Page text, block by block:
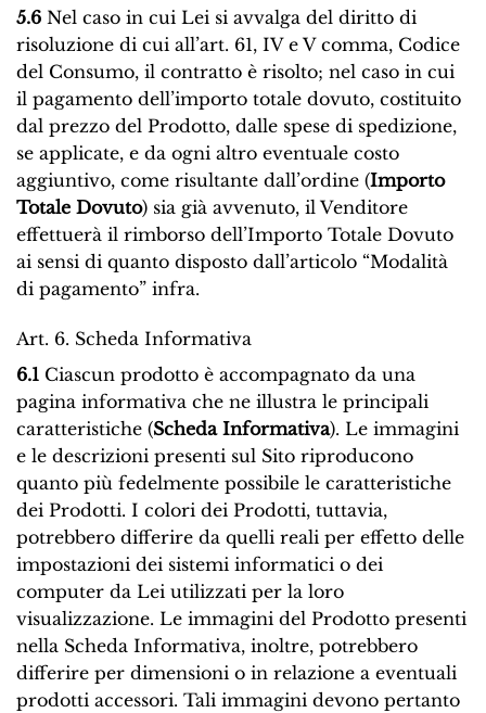
5.6 Nel caso in cui Lei si avvalga del diritto di
risoluzione di cui all’art. 61, IV e V comma, Codice
del Consumo, il contratto è risolto; nel caso in cui
il pagamento dell’importo totale dovuto, costituito
dal prezzo del Prodotto, dalle spese di spedizione,
se applicate, e da ogni altro eventuale costo
aggiuntivo, come risultante dall’ordine (Importo
Totale Dovuto) sia già avvenuto, il Venditore
effettuerà il rimborso dell’Importo Totale Dovuto
ai sensi di quanto disposto dall’articolo “Modalità
di pagamento” infra.
Art. 6. Scheda Informativa
6.1 Ciascun prodotto è accompagnato da una
pagina informativa che ne illustra le principali
caratteristiche (Scheda Informativa). Le immagini
e le descrizioni presenti sul Sito riproducono
quanto più fedelmente possibile le caratteristiche
dei Prodotti. I colori dei Prodotti, tuttavia,
potrebbero differire da quelli reali per effetto delle
impostazioni dei sistemi informatici o dei
computer da Lei utilizzati per la loro
visualizzazione. Le immagini del Prodotto presenti
nella Scheda Informativa, inoltre, potrebbero
differire per dimensioni o in relazione a eventuali
prodotti accessori. Tali immagini devono pertanto